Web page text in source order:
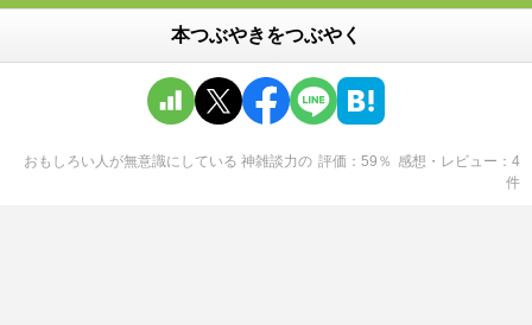
本つぶやきをつぶやく
おもしろい人が無意識にしている 神雑談力の 評価 59 ％ 感想・レビュー
4
件